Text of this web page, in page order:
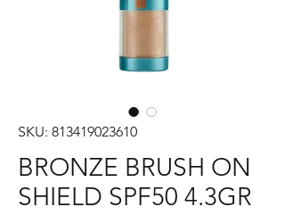
SKU: 813419023610
BRONZE BRUSH ON
SHIELD SPF50 4.3GR